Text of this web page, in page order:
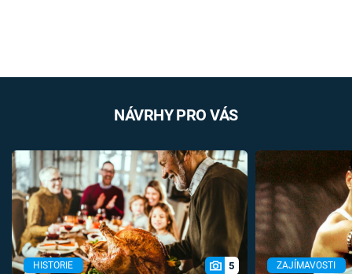
NÁVRHY PRO VÁS
HISTORIE 5 ZAJÍMAVOSTI